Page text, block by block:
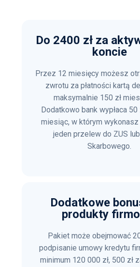
Do 2400 zł za
koncie
Przez 12 miesięcy możesz
zwrotu za płatności kartą
maksymalnie 150 zł
Dodatkowo bank wypłaca 50
miesiąc, w którym wykonasz
jeden przelew do ZUS
Skarbowego.
Dodatkowe
produkty
Pakiet może obejmować
podpisanie umowy kredytu
minimum 120 000 zł, 500 zł